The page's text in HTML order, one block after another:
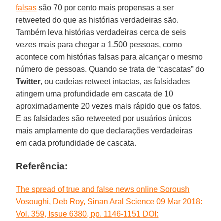
falsas são 70 por cento mais propensas a ser
retweeted do que as histórias verdadeiras são.
Também leva histórias verdadeiras cerca de seis
vezes mais para chegar a 1.500 pessoas, como
acontece com histórias falsas para alcançar o mesmo
número de pessoas. Quando se trata de “cascatas” do
Twitter, ou cadeias retweet intactas, as falsidades
atingem uma profundidade em cascata de 10
aproximadamente 20 vezes mais rápido que os fatos.
E as falsidades são retweeted por usuários únicos
mais amplamente do que declarações verdadeiras
em cada profundidade de cascata.
Referência:
The spread of true and false news online Soroush
Vosoughi, Deb Roy, Sinan Aral Science 09 Mar 2018:
Vol. 359, Issue 6380, pp. 1146-1151 DOI: